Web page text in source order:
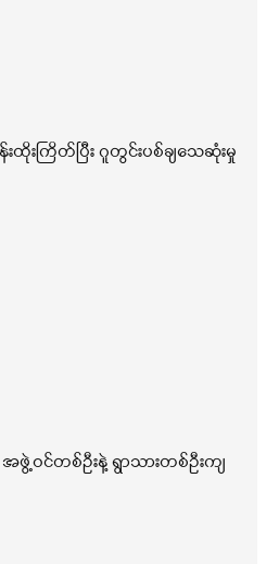
ထိုးကြိတ်ပြီး ဂူတွင်းပစ်ချသေဆုံးမှု
ဖွဲ့ဝင်တစ်ဦးနဲ့ ရွာသားတစ်ဦးကျ